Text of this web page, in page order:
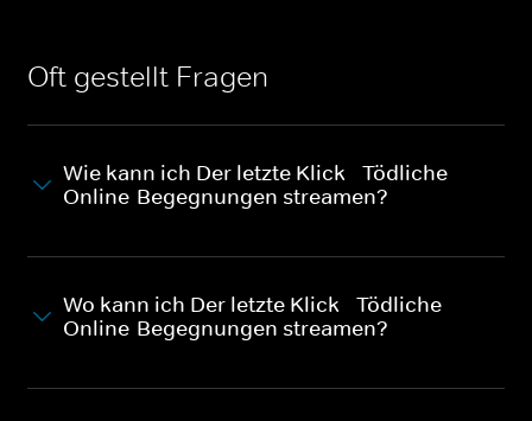
Oft gestellt Fragen
Wie kann ich Der letzte Klick - Tödliche
Online-Begegnungen streamen?
Wo kann ich Der letzte Klick - Tödliche
Online-Begegnungen streamen?